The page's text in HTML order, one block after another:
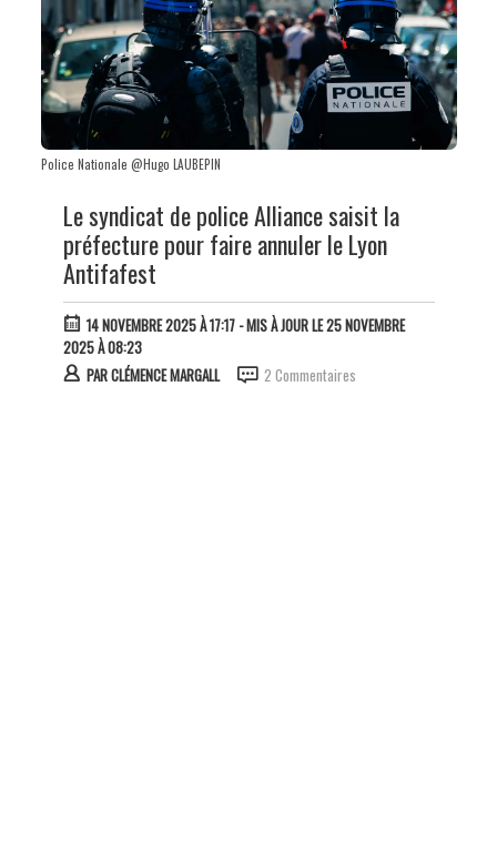
Police Nationale @Hugo LAUBEPIN
Le syndicat de police Alliance saisit la
préfecture pour faire annuler le Lyon
Antifafest
14 NOVEMBRE 2025 À 17:17- MIS À JOUR LE 25 NOVEMBRE
2025 À 08:23
PARCLÉMENCE MARGALL 2 Commentaires